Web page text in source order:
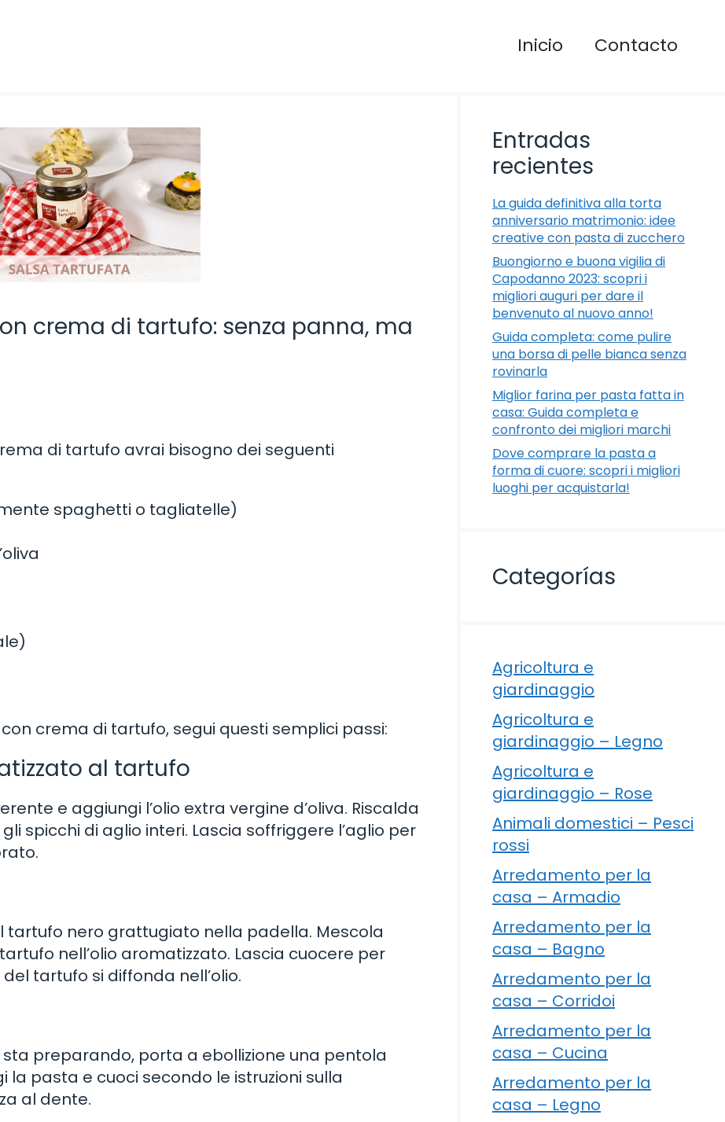
Inicio Contacto
crema di tartufo: senza panna, ma
di tartufo avrai bisogno dei seguenti
spaghetti o tagliatelle)
crema di tartufo, segui questi semplici passi:
al tartufo
e aggiungi l’olio extra vergine d’oliva. Riscalda
spicchi di aglio interi. Lascia soffriggere l’aglio per
tartufo nero grattugiato nella padella. Mescola
nell’olio aromatizzato. Lascia cuocere per
tartufo si diffonda nell’olio.
preparando, porta a ebollizione una pentola
pasta e cuoci secondo le istruzioni sulla
al dente.
Entradas
recientes
La guida definitiva alla torta
anniversario matrimonio: idee
creative con pasta di zucchero
Buongiorno e buona vigilia di
Capodanno 2023: scopri i
migliori auguri per dare il
benvenuto al nuovo anno!
Guida completa: come pulire
una borsa di pelle bianca senza
rovinarla
Miglior farina per pasta fatta in
casa: Guida completa e
confronto dei migliori marchi
Dove comprare la pasta a
forma di cuore: scopri i migliori
luoghi per acquistarla!
Categorías
Agricoltura e
giardinaggio
Agricoltura e
giardinaggio – Legno
Agricoltura e
giardinaggio – Rose
Animali domestici – Pesci
rossi
Arredamento per la
casa – Armadio
Arredamento per la
casa – Bagno
Arredamento per la
casa – Corridoi
Arredamento per la
casa – Cucina
Arredamento per la
casa – Legno